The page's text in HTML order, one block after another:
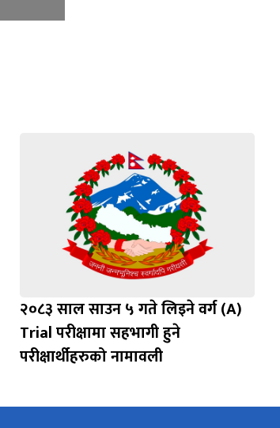
२०८३ साल साउन ५ गते लिइने वर्ग (A)
Trial परीक्षामा सहभागी हुने
परीक्षार्थीहरुको नामावली